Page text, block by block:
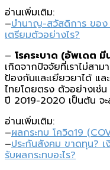
อ่านเพิ่มเติม:
–บำนาญ-สวัสดิการ ของ
เตรียมตัวอย่างไร?
– โรคระบาด (อัพเดต
เกิดจากปัจจัยที่เราไม่สา
ป้องกันและเยียวยาได้ แ
ไทยโดยตรง ตัวอย่างเช่
ปี 2019-2020 เป็นต้น จะ
อ่านเพิ่มเติม:
–ผลกระทบ โควิด19
–ประกันสังคม ขาดทุน?
รับผลกระทบอะไร?